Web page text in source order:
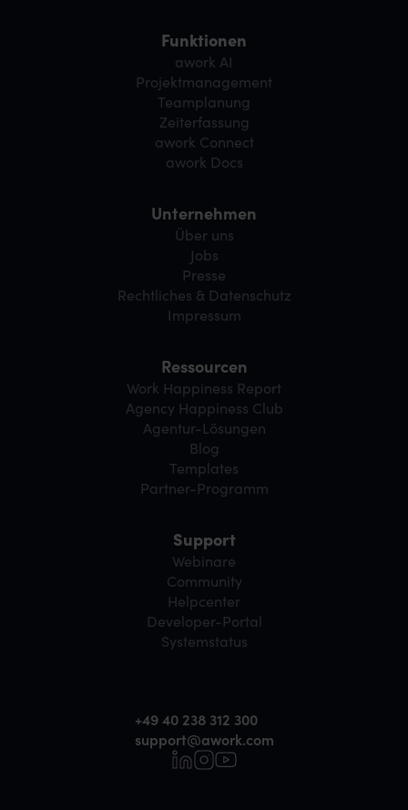
Funktionen
awork AI
Projektmanagement
Teamplanung
Zeiterfassung
awork Connect
awork Docs
Unternehmen
Über uns
Jobs
Presse
Rechtliches & Datenschutz
Impressum
Ressourcen
Work Happiness Report
Agency Happiness Club
Agentur-Lösungen
Blog
Templates
Partner-Programm
Support
Webinare
Community
Helpcenter
Developer-Portal
Systemstatus
+49 40 238 312 300
support@awork.com